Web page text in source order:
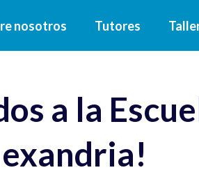
nosotros Tutores
a la